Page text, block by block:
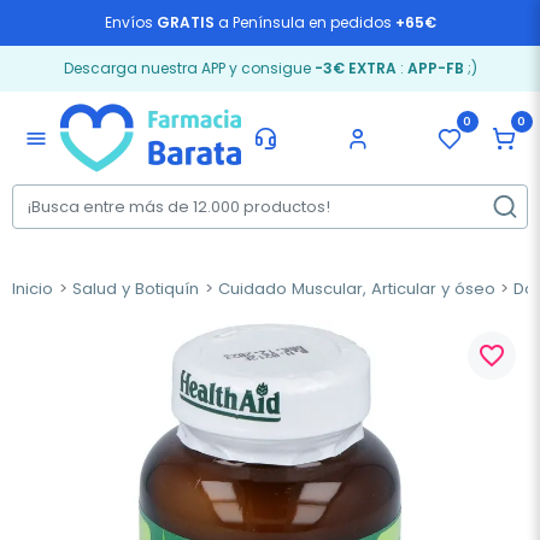
Envíos GRATIS a Península en pedidos +65€
Descarga nuestra APP y consigue -3€ EXTRA: APP-FB ;)
menu
0 0
Inicio Salud y Botiquín Cuidado Muscular, Articular y óseo
favorite_border